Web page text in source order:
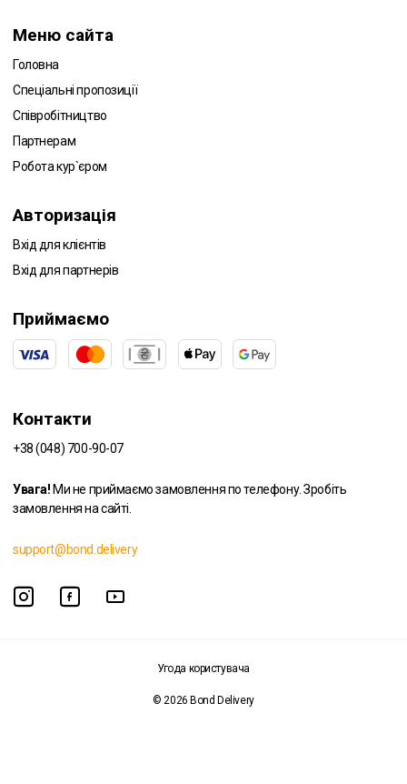
Меню сайта
Головна
Спеціальні пропозиції
Співробітництво
Партнерам
Робота кур`єром
Авторизація
Вхід для клієнтів
Вхід для партнерів
Приймаємо
Контакти
+38 (048) 700-90-07
Увага! Ми не приймаємо замовлення по телефону. Зробіть
замовлення на сайті.
support@bond.delivery
Угода користувача
© 2026 Bond Delivery